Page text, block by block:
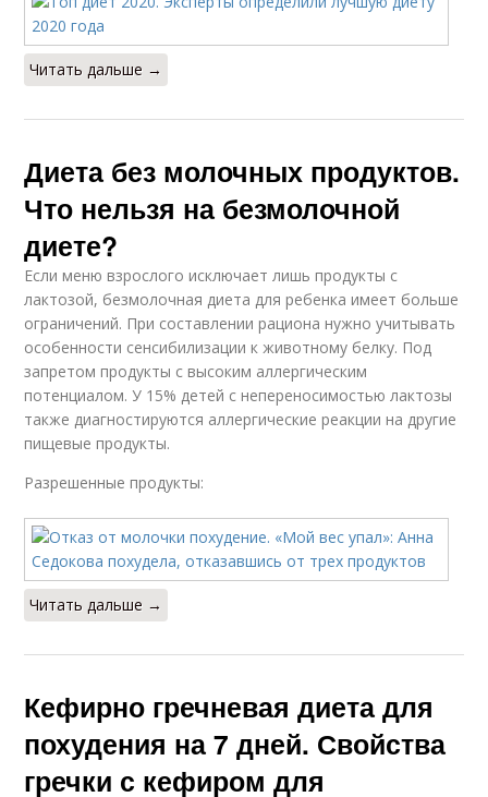
Читать дальше →
Диета без молочных продуктов.
Что нельзя на безмолочной
диете?
Если меню взрослого исключает лишь продукты с
лактозой, безмолочная диета для ребенка имеет больше
ограничений. При составлении рациона нужно учитывать
особенности сенсибилизации к животному белку. Под
запретом продукты с высоким аллергическим
потенциалом. У 15% детей с непереносимостью лактозы
также диагностируются аллергические реакции на другие
пищевые продукты.
Разрешенные продукты:
Читать дальше →
Кефирно гречневая диета для
похудения на 7 дней. Свойства
гречки с кефиром для